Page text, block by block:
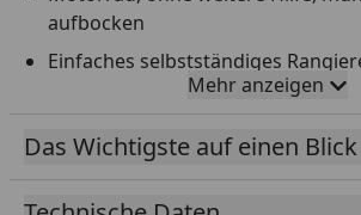
aufbocken
Einfaches selbstständiges
Boxengasse, Garage oder Werkstatt
Zentralständer ist in 7 Stufen
Mehr anzeigen
Das Wichtigste auf einen Blick